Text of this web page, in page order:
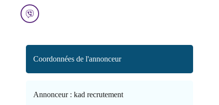
Coordonnées de l'annonceur
Annonceur : kad recrutement